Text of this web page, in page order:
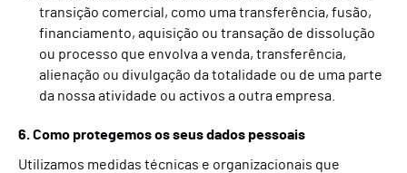
transição comercial, como uma transferência, fusão,
financiamento, aquisição ou transação de dissolução
ou processo que envolva a venda, transferência,
alienação ou divulgação da totalidade ou de uma parte
da nossa atividade ou activos a outra empresa.
6. Como protegemos os seus dados pessoais
Utilizamos medidas técnicas e organizacionais que